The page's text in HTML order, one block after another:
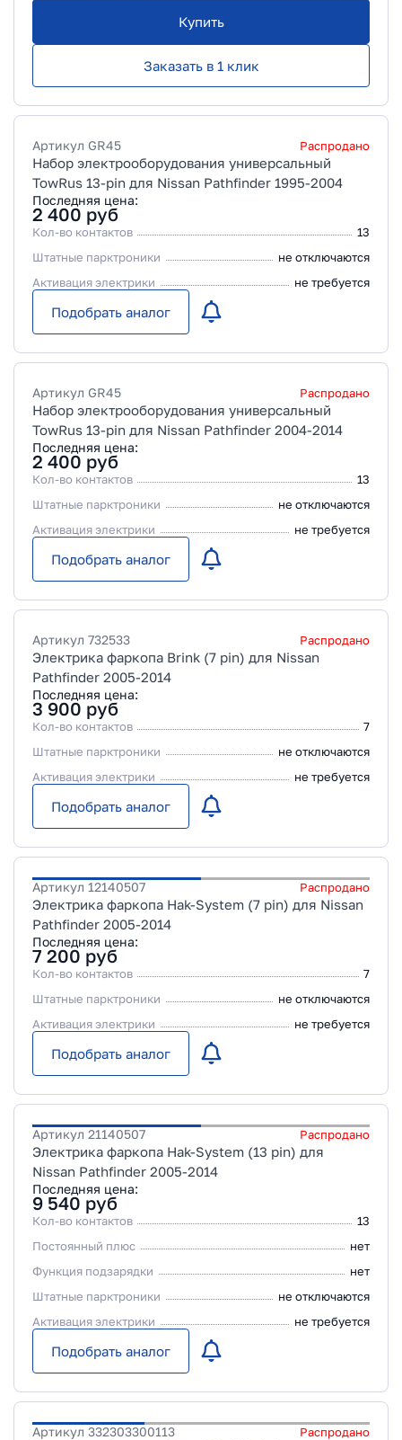
Купить
Заказать в 1 клик
Артикул GR45 Распродано
Набор электрооборудования универсальный
TowRus 13-pin для Nissan Pathfinder 1995-2004
Последняя цена:
2 400 руб
Кол-во контактов
13
Штатные парктроники
не отключаются
Активация электрики
не требуется
Подобрать аналог
Артикул GR45 Распродано
Набор электрооборудования универсальный
TowRus 13-pin для Nissan Pathfinder 2004-2014
Последняя цена:
2 400 руб
Кол-во контактов
13
Штатные парктроники
не отключаются
Активация электрики
не требуется
Подобрать аналог
Артикул 732533 Распродано
Электрика фаркопа Brink (7 pin) для Nissan
Pathfinder 2005-2014
Последняя цена:
3 900 руб
Кол-во контактов
7
Штатные парктроники
не отключаются
Активация электрики
не требуется
Подобрать аналог
Артикул 12140507 Распродано
Электрика фаркопа Hak-System (7 pin) для Nissan
Pathfinder 2005-2014
Последняя цена:
7 200 руб
Кол-во контактов
7
Штатные парктроники
не отключаются
Активация электрики
не требуется
Подобрать аналог
Артикул 21140507 Распродано
Электрика фаркопа Hak-System (13 pin) для
Nissan Pathfinder 2005-2014
Последняя цена:
9 540 руб
Кол-во контактов
13
Постоянный плюс
нет
Функция подзарядки
нет
Штатные парктроники
не отключаются
Активация электрики
не требуется
Подобрать аналог
Артикул 332303300113 Распродано